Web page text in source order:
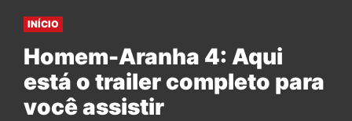
INÍCIO
Homem-Aranha 4: Aqui
está o trailer completo para
você assistir